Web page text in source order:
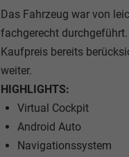
Das Fahrzeug war von
fachgerecht
Kaufpreis bereits
weiter.
HIGHLIGHTS:
Virtual Cockpit
Android Auto
Navigationssystem